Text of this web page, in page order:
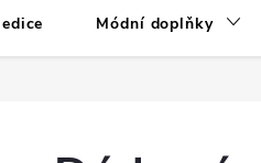
Módní doplňky